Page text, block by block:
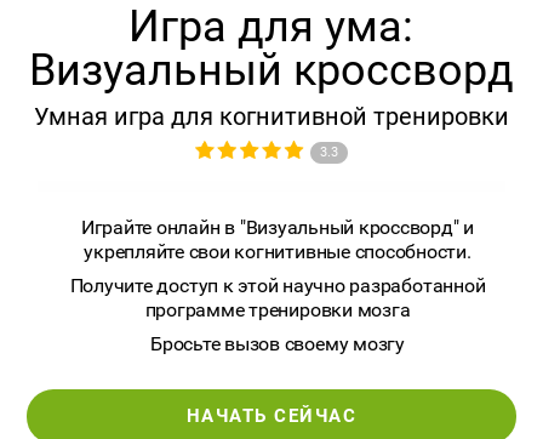
Игра для ума:
Визуальный кроссворд
Умная игра для когнитивной тренировки
3.3
Играйте онлайн в "Визуальный кроссворд" и
укрепляйте свои когнитивные способности.
Получите доступ к этой научно разработанной
программе тренировки мозга
Бросьте вызов своему мозгу
НАЧАТЬ СЕЙЧАС